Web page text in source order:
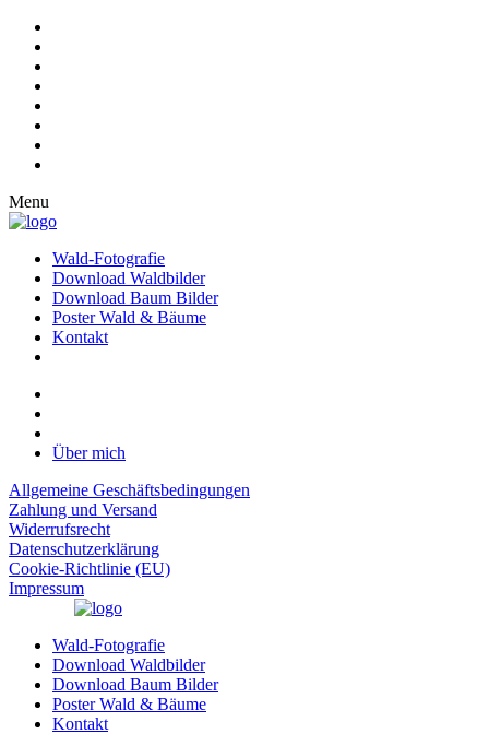
Menu
Wald-Fotografie
Download Waldbilder
Download Baum Bilder
Poster Wald & Bäume
Kontakt
Über mich
Allgemeine Geschäftsbedingungen
Zahlung und Versand
Widerrufsrecht
Datenschutzerklärung
Cookie-Richtlinie (EU)
Impressum
Wald-Fotografie
Download Waldbilder
Download Baum Bilder
Poster Wald & Bäume
Kontakt